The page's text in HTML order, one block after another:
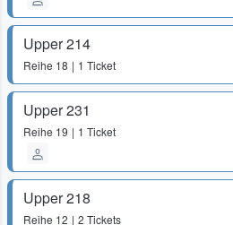
Upper 214
Reihe 18 1 Ticket
Upper 231
Reihe 19 1 Ticket
Upper 218
Reihe 12 2 Tickets